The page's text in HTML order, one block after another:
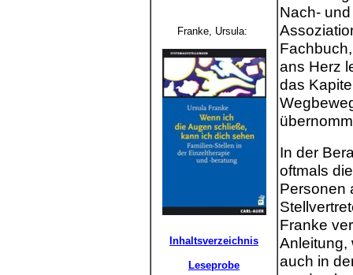
Franke, Ursula:
Inhaltsverzeichnis
Leseprobe
Nach-
ans Herz
das
In der
oftmals
Personen
Franke
Anleitung,
auch in